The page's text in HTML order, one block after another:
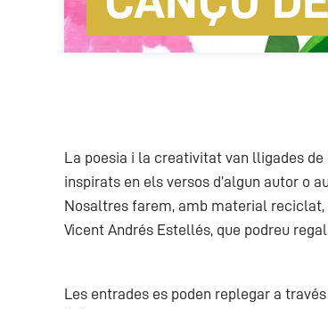
La poesia i la creativitat van lligades
inspirats en els versos d’algun autor o
Nosaltres farem, amb material
Vicent Andrés Estellés, que podreu
Les entrades es poden replegar a